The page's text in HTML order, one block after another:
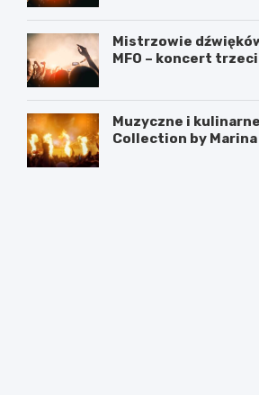
Mistrzowie
MFO – koncert trzeci
Muzyczne i
Collection by Marina